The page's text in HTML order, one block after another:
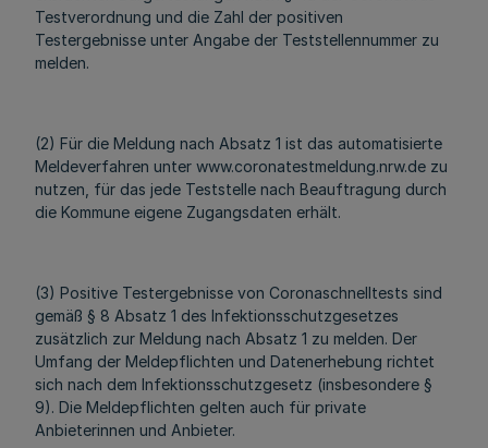
Testverordnung und die Zahl der positiven
Testergebnisse unter Angabe der Teststellennummer zu
melden.
(2) Für die Meldung nach Absatz 1 ist das automatisierte
Meldeverfahren unter www.coronatestmeldung.nrw.de zu
nutzen, für das jede Teststelle nach Beauftragung durch
die Kommune eigene Zugangsdaten erhält.
(3) Positive Testergebnisse von Coronaschnelltests sind
gemäß § 8 Absatz 1 des Infektionsschutzgesetzes
zusätzlich zur Meldung nach Absatz 1 zu melden. Der
Umfang der Meldepflichten und Datenerhebung richtet
sich nach dem Infektionsschutzgesetz (insbesondere §
9). Die Meldepflichten gelten auch für private
Anbieterinnen und Anbieter.